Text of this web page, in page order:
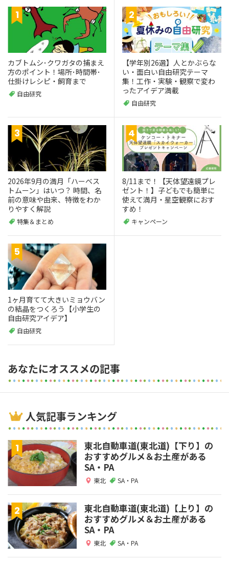
カブトムシ･クワガタの捕まえ
方のポイント！場所･時間帯･
仕掛けレシピ・飼育まで
自由研究
【学年別26選】人とかぶらな
い・面白い自由研究テーマ
集！工作・実験・観察で変わ
ったアイデア満載
自由研究
2026年9月の満月「ハーベス
トムーン」はいつ？ 時間、名
前の意味や由来、特徴をわか
りやすく解説
特集＆まとめ
8/11まで！【天体望遠鏡プレ
ゼント！】子どもでも簡単に
使えて満月・星空観察におす
すめ！
キャンペーン
1ヶ月育てて大きいミョウバン
の結晶をつくろう【小学生の
自由研究アイデア】
自由研究
あなたにオススメの記事
人気記事ランキング
東北自動車道(東北道)【下り】の
おすすめグルメ＆お土産がある
SA・PA
東北 SA・PA
東北自動車道(東北道)【上り】の
おすすめグルメ＆お土産がある
SA・PA
東北 SA・PA